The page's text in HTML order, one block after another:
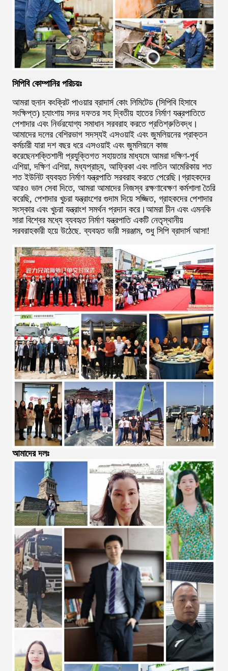
সিপিবি কোম্পানির পরিচয়ঃ
আমরা হুনান কংক্রিট পাওয়ার ব্রাদার্স কোং লিমিটেড (সিপিবি হিসাবে
সংক্ষিপ্ত) চ্যাংশায় সদর দফতর সহ দ্বিতীয় হাতের নির্মাণ যন্ত্রপাতিতে
পেশাদার এবং নির্ভরযোগ্য সমাধান সরবরাহ করতে প্রতিশ্রুতিবদ্ধ।
আমাদের দলের বেশিরভাগ সদস্যই এসওয়াই এবং জুমলিয়নের প্রাক্তন
কর্মচারী যারা দশ বছর ধরে এসওয়াই এবং জুমলিয়নে কাজ
করেছেনশক্তিশালী প্রযুক্তিগত সহায়তার মাধ্যমে আমরা দক্ষিণ-পূর্ব
এশিয়া, দক্ষিণ এশিয়া, মধ্যপ্রাচ্য, আফ্রিকা এবং লাতিন আমেরিকায় শত
শত ইউনিট ব্যবহৃত নির্মাণ যন্ত্রপাতি সরবরাহ করতে পেরেছি।গ্রাহকদের
আরও ভাল সেবা দিতে, আমরা আমাদের নিজস্ব রক্ষণাবেক্ষণ কর্মশালা তৈরি
করেছি, পেশাদার খুচরা যন্ত্রাংশের গুদাম দিয়ে সজ্জিত, গ্রাহকদের পেশাদার
সংস্কার এবং খুচরা যন্ত্রাংশ সমর্থন প্রদান করে।আমরা চীন এবং এমনকি
সারা বিশ্বের মধ্যে ব্যবহৃত নির্মাণ যন্ত্রপাতি একটি নেতৃস্থানীয়
সরবরাহকারী হয়ে উঠেছে. ব্যবহৃত ভারী সরঞ্জাম, শুধু সিপি ব্রাদার্স আসা!
আমাদের দলঃ